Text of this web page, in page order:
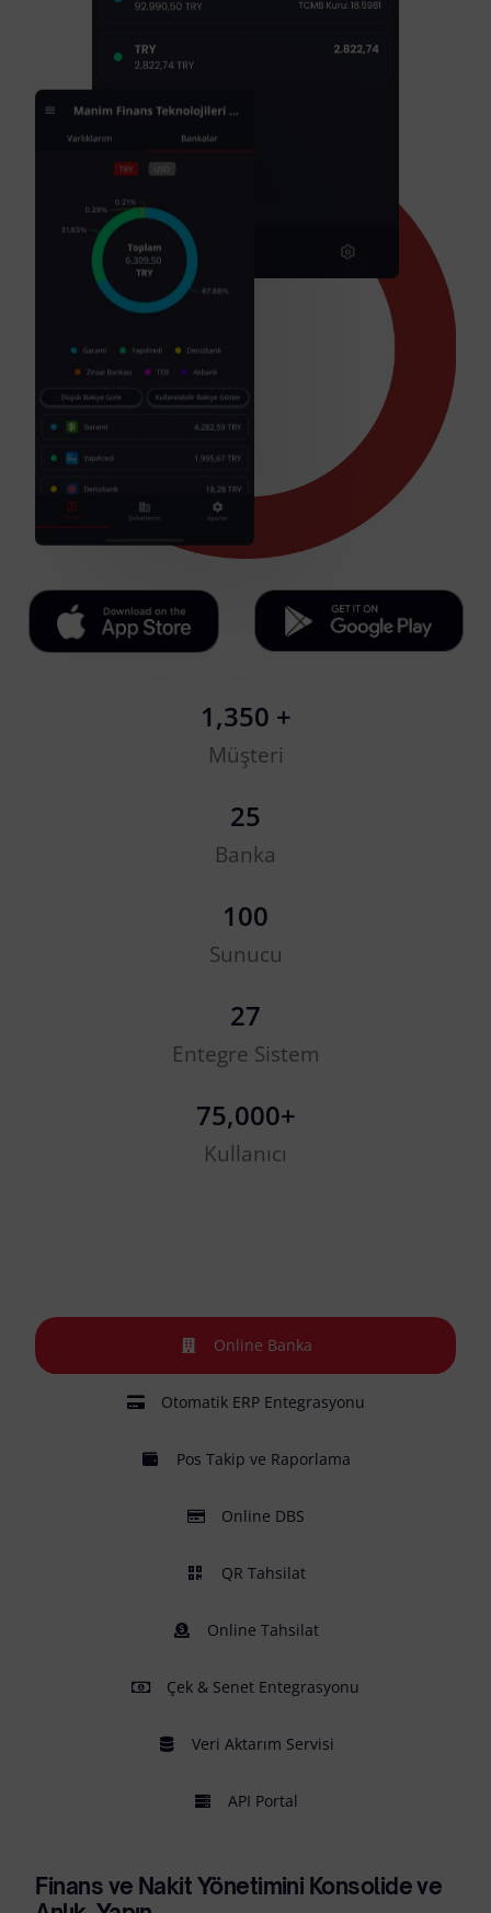
Müşteri
1,350 +
Banka
25
Sunucu
100
Entegre Sistem
27
Kullanıcı
75,000+
Online Banka
Otomatik ERP Entegrasyonu
Pos Takip ve Raporlama
Online DBS
QR Tahsilat
Online Tahsilat
Çek & Senet Entegrasyonu
Veri Aktarım Servisi
API Portal
Finans ve Nakit Yönetimini Konsolide ve